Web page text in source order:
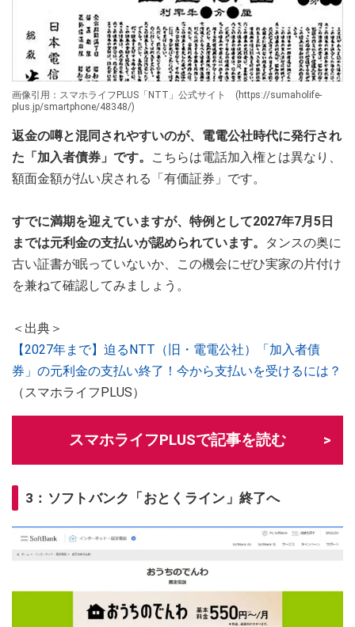
画像引用：スマホライフPLUS「NTT」公式サイト (https://sumaholife-
plus.jp/smartphone/48348/)
返金の噂と混同されやすいのが、電電公社時代に発行され
た「加入者債券」です。
こちらは電話加入権とは異なり、
額面金額が払い戻される「有価証券」です。
すでに満期を迎えていますが、特例として2027年7月5日
までは元利金の支払いが認められています。
タンスの奥に
古い証書が眠っていないか、この機会にぜひ実家の片付け
を兼ねて確認してみましょう。
＜出典＞
【2027年まで】迫るNTT（旧・電電公社）「加入者債
券」の元利金の支払い終了！今から支払いを受けるには？
（スマホライフPLUS）
スマホライフPLUSで記事を読む
3：ソフトバンク「おとくライン」終了へ